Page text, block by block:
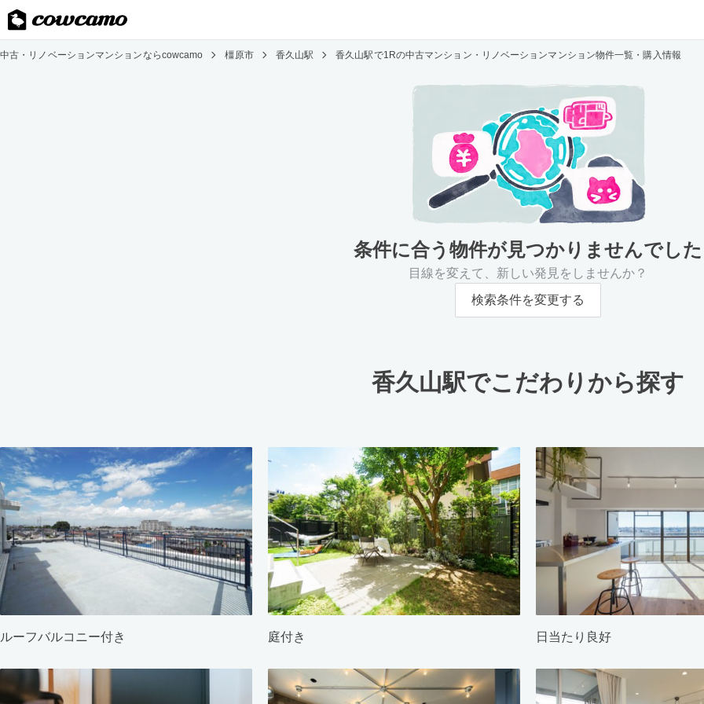
中古・リノベーションマンションならcowcamo 橿原市 香久山駅 香久山駅で1Rの中古マンション・リノベーションマンション物件一覧・購入情報
条件に合う物件が見つかりませんでした
目線を変えて、新しい発見をしませんか？
検索条件を変更する
香久山駅でこだわりから探す
ルーフバルコニー付き 庭付き 日当たり良好